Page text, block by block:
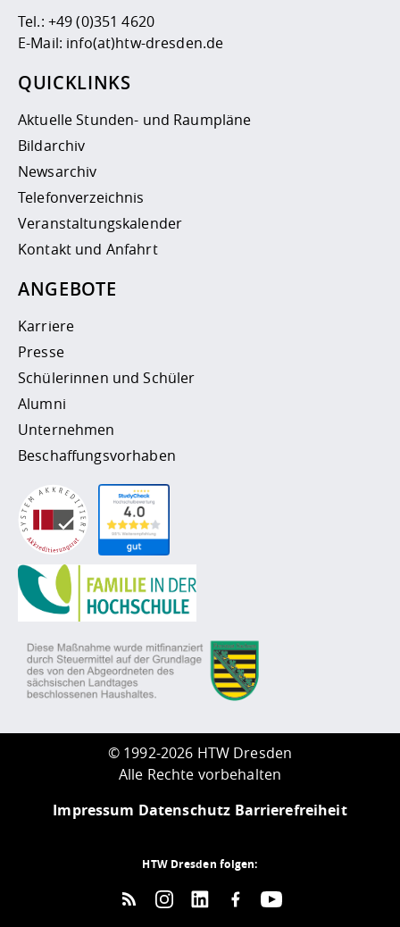
Tel.: +49 (0)351 4620
E-Mail: info(at)htw-dresden.de
QUICKLINKS
Aktuelle Stunden- und Raumpläne
Bildarchiv
Newsarchiv
Telefonverzeichnis
Veranstaltungskalender
Kontakt und Anfahrt
ANGEBOTE
Karriere
Presse
Schülerinnen und Schüler
Alumni
Unternehmen
Beschaffungsvorhaben
© 1992-2026 HTW Dresden
Alle Rechte vorbehalten
Impressum Datenschutz Barrierefreiheit
HTW Dresden folgen: